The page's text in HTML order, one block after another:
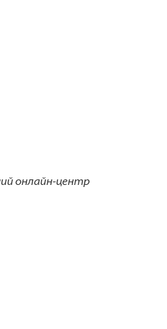
онлайн-центр